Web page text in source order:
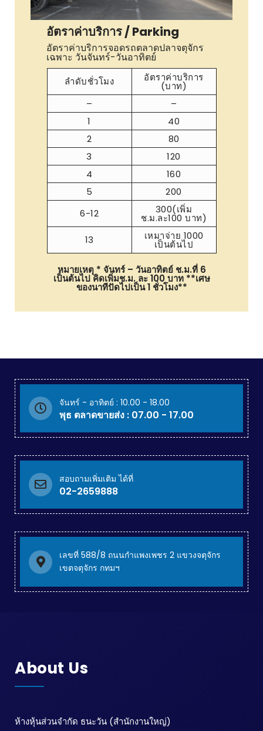
อัตราค่าบริการ / Parking
อัตราค่าบริการจอดรถตลาดปลาจตุจักร
เฉพาะ วันจันทร์-วันอาทิตย์
ลำดับชั่วโมง อัตราค่าบริการ
(บาท)
–
–
1
40
2
80
3
120
4
160
5
200
6-12
300(เพิ่ม
ช.ม.ละ100 บาท)
13
เหมาจ่าย 1000
เป็นต้นไป
หมายเหตุ * จันทร์ – วันอาทิตย์ ช.ม.ที่ 6
เป็นต้นไป คิดเพิ่มช.ม. ละ 100 บาท **เศษ
ของนาทีปัดไปเป็น 1 ชั่วโมง**
จันทร์ - อาทิตย์ : 10.00 - 18.00
พุธ ตลาดขายส่ง : 07.00 - 17.00
สอบถามเพิ่มเติม ได้ที่
02-2659888
เลขที่ 588/8 ถนนกำแพงเพชร 2 แขวงจตุจักร
เขตจตุจักร กทมฯ
About Us
ห้างหุ้นส่วนจำกัด ธนะวัน (สำนักงานใหญ่)